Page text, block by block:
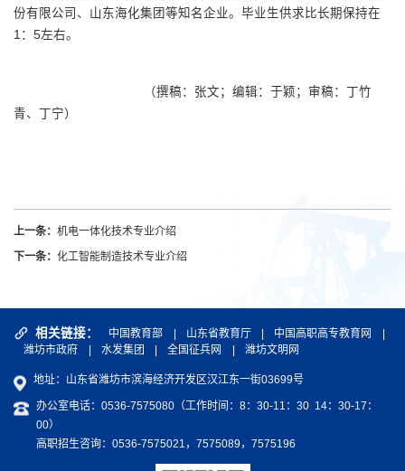
份有限公司、山东海化集团等知名企业。毕业生供求比长期保持在
1 ： 5左右。
（撰稿：张文；编辑：于颖；审稿：丁竹
青、丁宁）
上一条： 机电一体化技术专业介绍
下一条： 化工智能制造技术专业介绍
相关链接： 中国教育部 | 山东省教育厅 | 中国高职高专教育网
|
潍坊市政府
| 水发集团 | 全国征兵网 | 潍坊文明网
地址：山东省潍坊市滨海经济开发区汉江东一街03699号
办公室电话：0536-7575080（工作时间：8：30-11：30 14：30-17：
00）
高职招生咨询：0536-7575021，7575089，7575196